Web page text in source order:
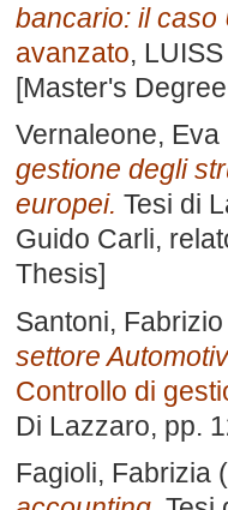
bancario: il caso
avanzato,
[Master's
Vernaleone, Eva
gestione degli
europei. Tesi di
Guido Carli,
Thesis]
Santoni, Fabrizio
settore
Controllo di
Di Lazzaro, pp.
Fagioli, Fabrizia